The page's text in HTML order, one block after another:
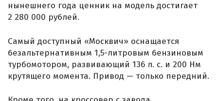
нынешнего года ценник на модель достигает
2 280 000 рублей.
Самый доступный «Москвич» оснащается
безальтернативным 1,5-литровым бензиновым
турбомотором, развивающий 136 л. с. и 200 Нм
крутящего момента. Привод — только передний.